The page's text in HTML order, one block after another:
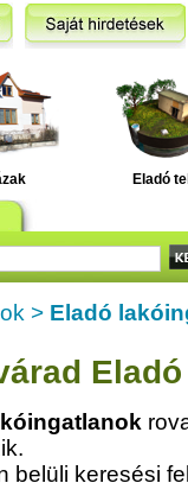
Eladó
> Eladó
belüli keresési